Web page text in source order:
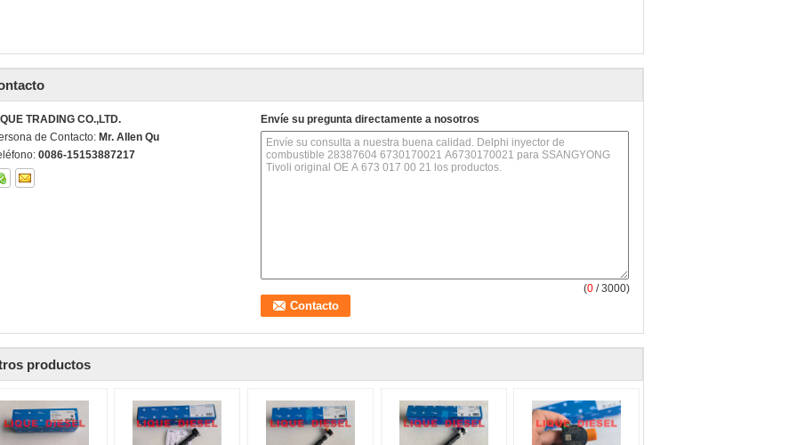
TRADING CO.,LTD.
de Contacto: Mr. Allen Qu
0086-15153887217
Envíe su pregunta directamente a nosotros
(0 / 3000)
productos